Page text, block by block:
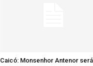
Caicó: Monsenhor Antenor será